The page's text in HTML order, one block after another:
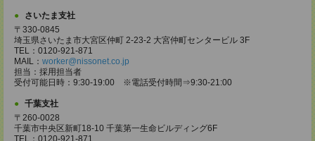
さいたま支社
〒330-0845
埼玉県さいたま市大宮区仲町 2-23-2 大宮仲町センタービル 3F
TEL：0120-921-871
MAIL： worker@nissonet.co.jp
担当：採用担当者
受付可能日時：9:30-19:00 ※電話受付時間⇒9:30-21:00
千葉支社
〒260-0028
千葉市中央区新町18-10 千葉第一生命ビルディング6F
TEL：0120-921-871